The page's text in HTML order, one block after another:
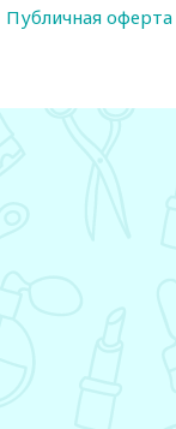
Публичная оферта